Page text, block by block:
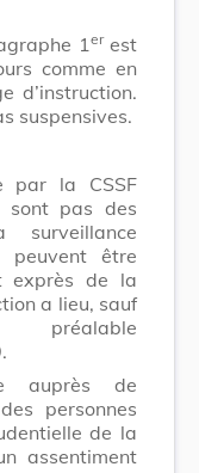
1er est
comme en
d’instruction.
suspensives.
par la CSSF
sont pas des
peuvent être
exprès de la
a lieu, sauf
préalable
auprès de
personnes
de la
assentiment